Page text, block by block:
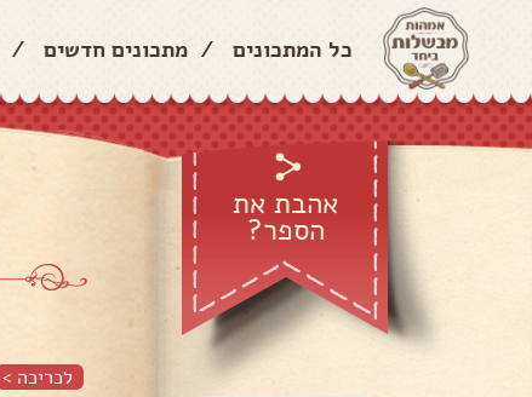
כל המתכונים / מתכונים חדשים /
אהבת את
הספר?
לכריכה >